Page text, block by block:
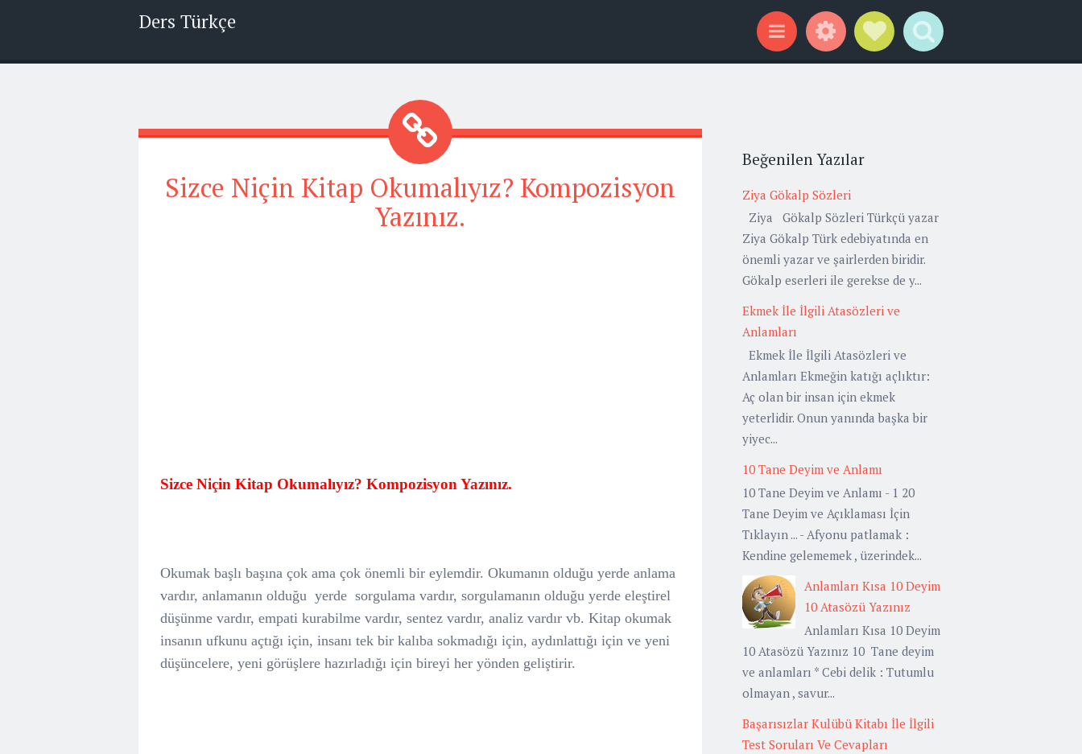
Ders Türkçe
Menu WidgetsSocial Links
Search
Sizce Niçin Kitap Okumalıyız? Kompozisyon
Yazınız.
Sizce Niçin Kitap Okumalıyız? Kompozisyon Yazınız.
Okumak başlı başına çok ama çok önemli bir eylemdir. Okumanın olduğu yerde anlama
vardır, anlamanın olduğu yerde sorgulama vardır, sorgulamanın olduğu yerde eleştirel
düşünme vardır, empati kurabilme vardır, sentez vardır, analiz vardır vb. Kitap okumak
insanın ufkunu açtığı için, insanı tek bir kalıba sokmadığı için, aydınlattığı için ve yeni
düşüncelere, yeni görüşlere hazırladığı için bireyi her yönden geliştirir.
Beğenilen Yazılar
Ziya Gökalp Sözleri
Ziya Gökalp Sözleri Türkçü yazar
Ziya Gökalp Türk edebiyatında en
önemli yazar ve şairlerden biridir.
Gökalp eserleri ile gerekse de y...
Ekmek İle İlgili Atasözleri ve
Anlamları
Ekmek İle İlgili Atasözleri ve
Anlamları Ekmeğin katığı açlıktır:
Aç olan bir insan için ekmek
yeterlidir. Onun yanında başka bir
yiyec...
10 Tane Deyim ve Anlamı
10 Tane Deyim ve Anlamı - 1 20
Tane Deyim ve Açıklaması İçin
Tıklayın ... - Afyonu patlamak :
Kendine gelememek , üzerindek...
Anlamları Kısa 10 Deyim
10 Atasözü Yazınız
Anlamları Kısa 10 Deyim
10 Atasözü Yazınız 10 Tane deyim
ve anlamları * Cebi delik : Tutumlu
olmayan , savur...
Başarısızlar Kulübü Kitabı İle İlgili
Test Soruları Ve Cevapları